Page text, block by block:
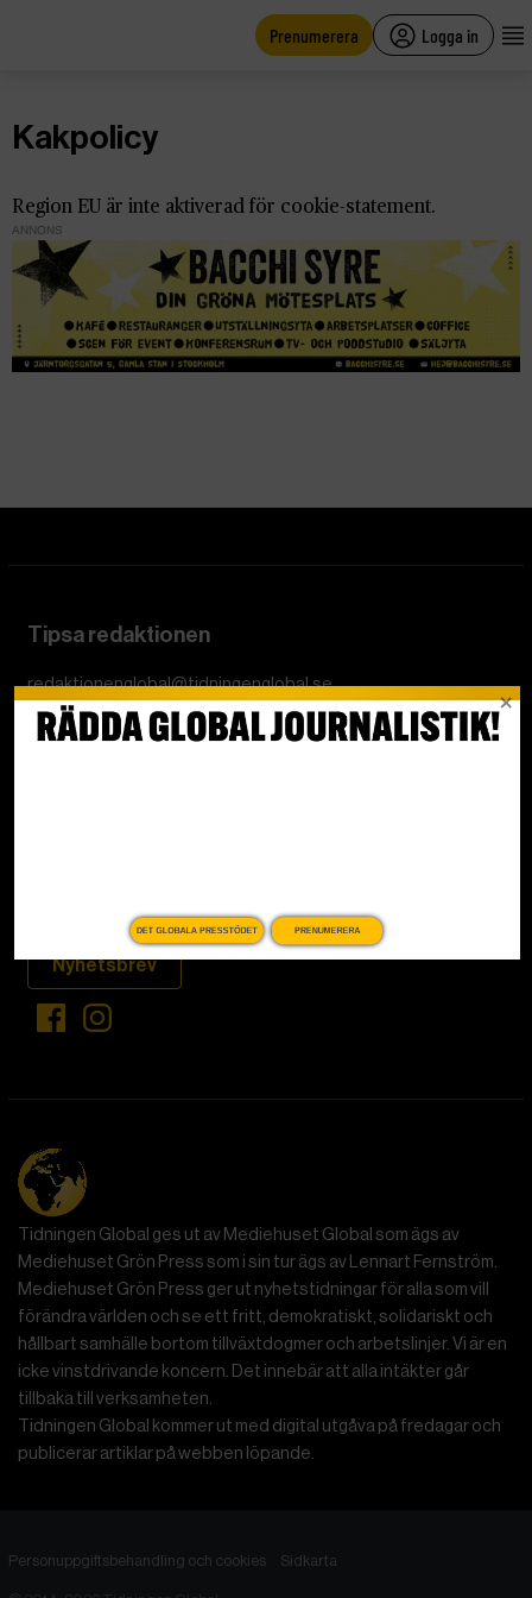
Prenumerera Logga in
Kakpolicy
Region EU är inte aktiverad för cookie-statement.
ANNONS
Tipsa redaktionen
redaktionenglobal@tidningenglobal.se
Nyhetsbrev
Tidningen Global ges ut av Mediehuset Global som ägs av
Mediehuset Grön Press som i sin tur ägs av Lennart Fernström.
Mediehuset Grön Press ger ut nyhetstidningar för alla som vill
förändra världen och se ett fritt, demokratiskt, solidariskt och
hållbart samhälle bortom tillväxtdogmer och arbetslinjer. Vi är en
icke vinstdrivande koncern. Det innebär att alla intäkter går
tillbaka till verksamheten.
Tidningen Global kommer ut med digital utgåva på fredagar och
publicerar artiklar på webben löpande.
Personuppgiftsbehandling och cookies Sidkarta
DET GLOBALA PRESSTÖDET PRENUMERERA